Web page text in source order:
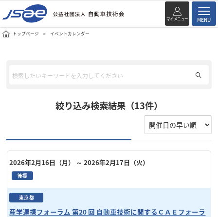
マイメニュー MENU
トップページ イベントカレンダー
絞り込み検索結果（13件）
2026年2月16日（月） ～ 2026年2月17日（火）
後援
東京都
産学連携フォーラム 第20 回 自動車技術に関するＣＡＥフォーラ